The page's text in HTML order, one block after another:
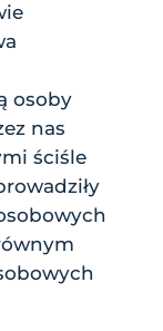
osoby
nas
ściśle